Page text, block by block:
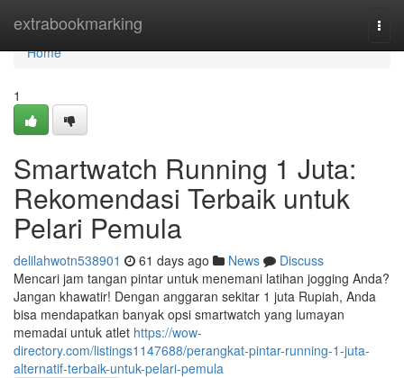
extrabookmarking
Home
Home
1
Smartwatch Running 1 Juta:
Rekomendasi Terbaik untuk
Pelari Pemula
delilahwotn538901 61 days ago News
Discuss
Mencari jam tangan pintar untuk menemani latihan jogging Anda?
Jangan khawatir! Dengan anggaran sekitar 1 juta Rupiah, Anda
bisa mendapatkan banyak opsi smartwatch yang lumayan
memadai untuk atlet https://wow-
directory.com/listings1147688/perangkat-pintar-running-1-juta-
alternatif-terbaik-untuk-pelari-pemula